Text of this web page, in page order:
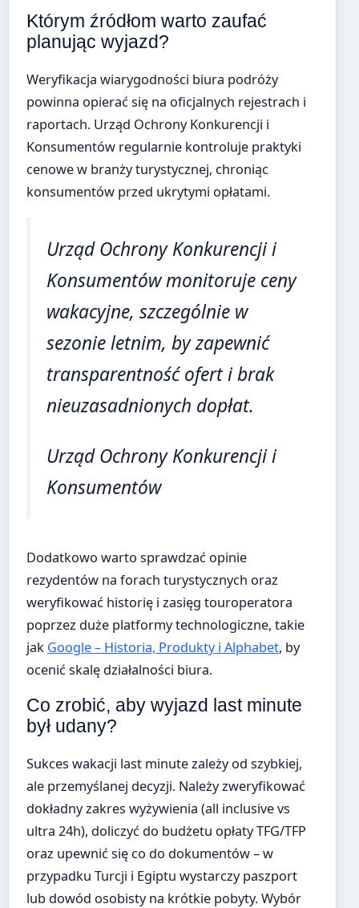
Którym źródłom warto zaufać
planując wyjazd?
Weryfikacja wiarygodności biura podróży
powinna opierać się na oficjalnych rejestrach i
raportach. Urząd Ochrony Konkurencji i
Konsumentów regularnie kontroluje praktyki
cenowe w branży turystycznej, chroniąc
konsumentów przed ukrytymi opłatami.
Urząd Ochrony Konkurencji i
Konsumentów monitoruje ceny
wakacyjne, szczególnie w
sezonie letnim, by zapewnić
transparentność ofert i brak
nieuzasadnionych dopłat.
Urząd Ochrony Konkurencji i
Konsumentów
Dodatkowo warto sprawdzać opinie
rezydentów na forach turystycznych oraz
weryfikować historię i zasięg touroperatora
poprzez duże platformy technologiczne, takie
jak Google – Historia, Produkty i Alphabet, by
ocenić skalę działalności biura.
Co zrobić, aby wyjazd last minute
był udany?
Sukces wakacji last minute zależy od szybkiej,
ale przemyślanej decyzji. Należy zweryfikować
dokładny zakres wyżywienia (all inclusive vs
ultra 24h), doliczyć do budżetu opłaty TFG/TFP
oraz upewnić się co do dokumentów – w
przypadku Turcji i Egiptu wystarczy paszport
lub dowód osobisty na krótkie pobyty. Wybór